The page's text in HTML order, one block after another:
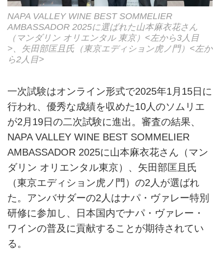
NAPA VALLEY WINE BEST SOMMELIER
AMBASSADOR 2025に選ばれた山本麻衣花さん
（マンダリン オリエンタル 東京）<左から3人目
>、矢田部匡且氏（東京エディション虎ノ門）<左か
ら2人目>
一次試験はオンライン形式で2025年1月15日に
行われ、優秀な成績を収めた10人のソムリエ
が2月19日の二次試験に進出。審査の結果、
NAPA VALLEY WINE BEST SOMMELIER
AMBASSADOR 2025に山本麻衣花さん（マン
ダリン オリエンタル東京）、矢田部匡且氏
（東京エディション虎ノ門）の2人が選ばれ
た。アンバサダーの2人はナパ・ヴァレー特別
研修に参加し、日本国内でナパ・ヴァレー・
ワインの普及に貢献することが期待されてい
る。